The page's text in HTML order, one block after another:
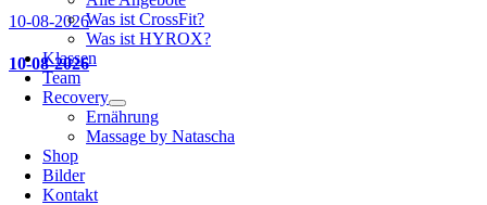
Was ist CrossFit?
Was ist HYROX?
Klassen
Team
Recovery
Ernährung
Massage by Natascha
Shop
Bilder
Kontakt
10-08-2026
10-08-2026